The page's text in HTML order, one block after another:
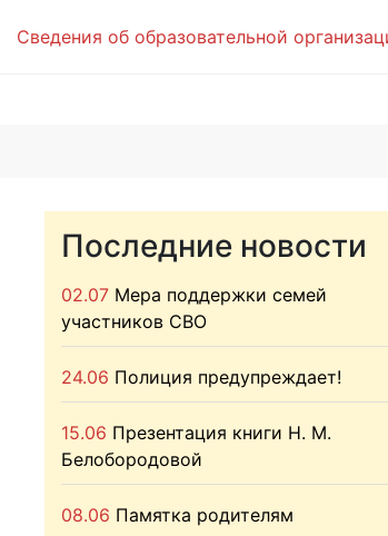
Сведения об образовательной
Последние новости
02.07 Мера поддержки семей
участников СВО
24.06 Полиция предупреждает!
15.06 Презентация книги Н. М.
Белобородовой
08.06 Памятка родителям